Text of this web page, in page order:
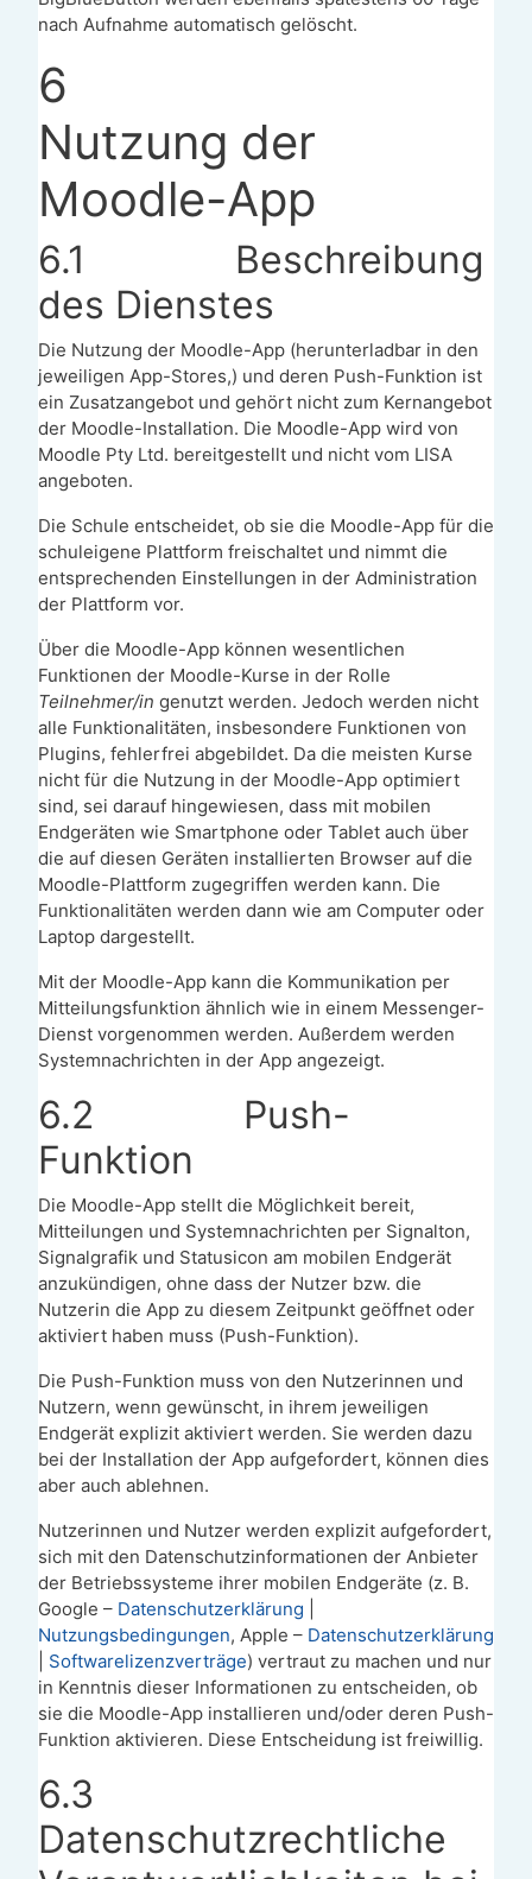
nach Aufnahme automatisch gelöscht.
6
Nutzung der
Moodle-App
6.1 Beschreibung
des Dienstes
Die Nutzung der Moodle-App (herunterladbar in den
jeweiligen App-Stores,) und deren Push-Funktion ist
ein Zusatzangebot und gehört nicht zum Kernangebot
der Moodle-Installation. Die Moodle-App wird von
Moodle Pty Ltd. bereitgestellt und nicht vom LISA
angeboten.
Die Schule entscheidet, ob sie die Moodle-App für die
schuleigene Plattform freischaltet und nimmt die
entsprechenden Einstellungen in der Administration
der Plattform vor.
Über die Moodle-App können wesentlichen
Funktionen der Moodle-Kurse in der Rolle
Teilnehmer/in genutzt werden. Jedoch werden nicht
alle Funktionalitäten, insbesondere Funktionen von
Plugins, fehlerfrei abgebildet. Da die meisten Kurse
nicht für die Nutzung in der Moodle-App optimiert
sind, sei darauf hingewiesen, dass mit mobilen
Endgeräten wie Smartphone oder Tablet auch über
die auf diesen Geräten installierten Browser auf die
Moodle-Plattform zugegriffen werden kann. Die
Funktionalitäten werden dann wie am Computer oder
Laptop dargestellt.
Mit der Moodle-App kann die Kommunikation per
Mitteilungsfunktion ähnlich wie in einem Messenger-
Dienst vorgenommen werden. Außerdem werden
Systemnachrichten in der App angezeigt.
6.2 Push-
Funktion
Die Moodle-App stellt die Möglichkeit bereit,
Mitteilungen und Systemnachrichten per Signalton,
Signalgrafik und Statusicon am mobilen Endgerät
anzukündigen, ohne dass der Nutzer bzw. die
Nutzerin die App zu diesem Zeitpunkt geöffnet oder
aktiviert haben muss (Push-Funktion).
Die Push-Funktion muss von den Nutzerinnen und
Nutzern, wenn gewünscht, in ihrem jeweiligen
Endgerät explizit aktiviert werden. Sie werden dazu
bei der Installation der App aufgefordert, können dies
aber auch ablehnen.
Nutzerinnen und Nutzer werden explizit aufgefordert,
sich mit den Datenschutzinformationen der Anbieter
der Betriebssysteme ihrer mobilen Endgeräte (z. B.
Google – Datenschutzerklärung
Nutzungsbedingungen, Apple – Datenschutzerklärung
Softwarelizenzverträge) vertraut zu machen und nur
in Kenntnis dieser Informationen zu entscheiden, ob
sie die Moodle-App installieren und/oder deren Push-
Funktion aktivieren. Diese Entscheidung ist freiwillig.
6.3
Datenschutzrechtliche